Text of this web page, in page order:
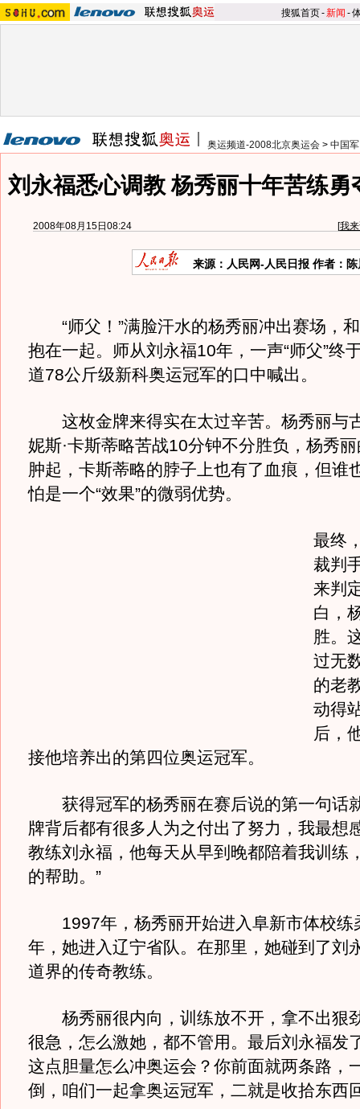
搜狐首页-新闻 -
奥运频道-2008北京奥运会 > 中国
刘永福悉心调教 杨秀丽十年苦练勇
2008年08月15日08:24 [我
来源：人民网-人民日报 作者：陈
“师父！”满脸汗水的杨秀丽冲出赛场，
抱在一起。师从刘永福10年，一声“师父”终
道78公斤级新科奥运冠军的口中喊出。
这枚金牌来得实在太过辛苦。杨秀丽与
妮斯·卡斯蒂略苦战10分钟不分胜负，杨秀
肿起，卡斯蒂略的脖子上也有了血痕，但谁
怕是一个“效果”的微弱优势。
最终
裁判
来判
白，
胜。
过无
的老
动得
后，
接他培养出的第四位奥运冠军。
获得冠军的杨秀丽在赛后说的第一句话
牌背后都有很多人为之付出了努力，我最想
教练刘永福，他每天从早到晚都陪着我训练
的帮助。”
1997年，杨秀丽开始进入阜新市体校练
年，她进入辽宁省队。在那里，她碰到了刘
道界的传奇教练。
杨秀丽很内向，训练放不开，拿不出狠
很急，怎么激她，都不管用。最后刘永福发
这点胆量怎么冲奥运会？你前面就两条路，
倒，咱们一起拿奥运冠军，二就是收拾东西